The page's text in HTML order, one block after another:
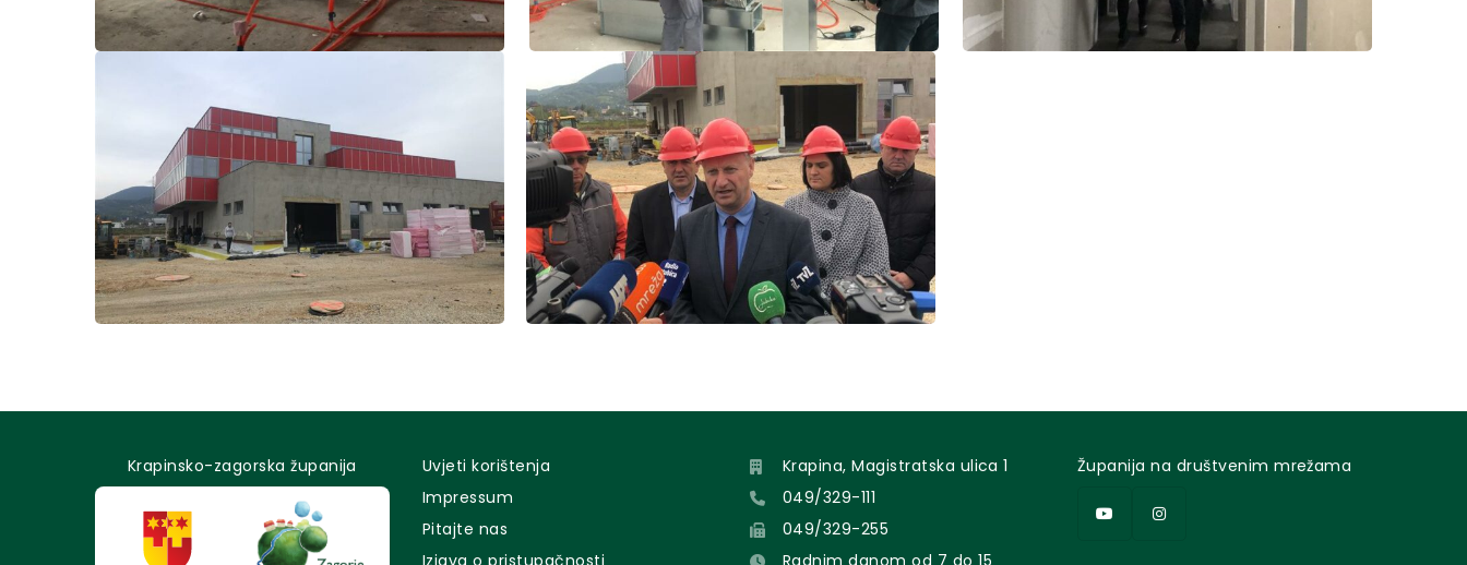
Krapinsko-zagorska županija
Uvjeti korištenja
Impressum
Pitajte nas
Izjava o pristupačnosti
Krapina, Magistratska ulica 1
049/329-111
049/329-255
Radnim danom od 7 do 15
Županija na društvenim mrežama